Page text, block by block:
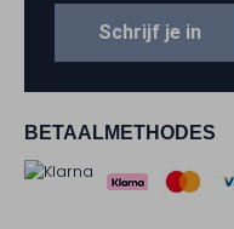
BETAALMETHODES
Schrijf je in